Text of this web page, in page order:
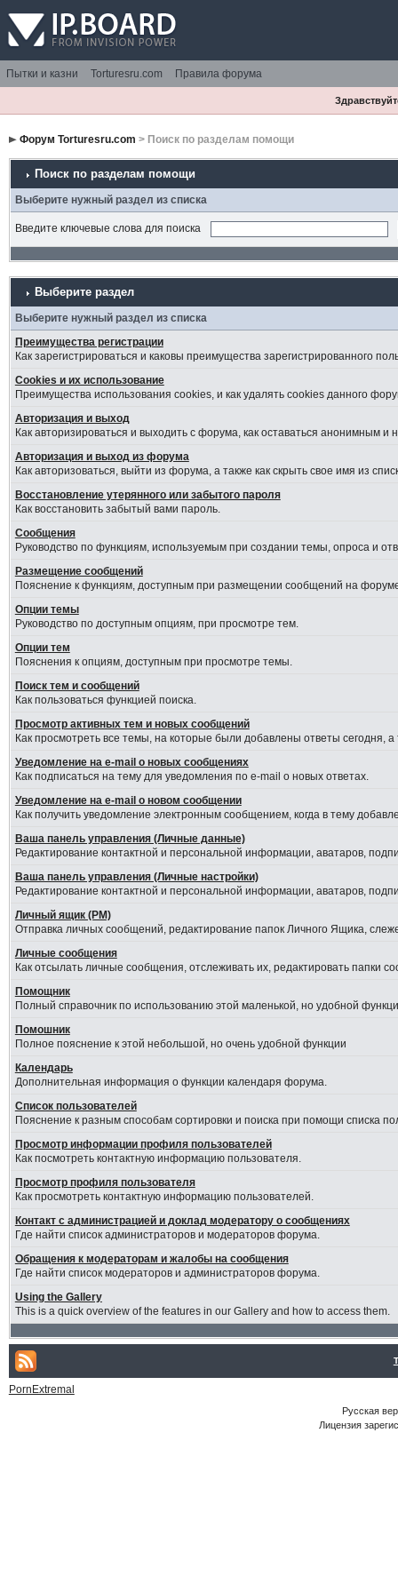
Пытки и казни Torturesru.com Правила форума
Форум Torturesru.com > Поиск по разделам помощи
Поиск по разделам помощи
Выберите нужный раздел из списка
Введите ключевые слова для поиска
Выберите раздел
Выберите нужный раздел из списка
Преимущества регистрации
Как зарегистрироваться и каковы преимущества зарегистрированного
Cookies и их использование
Преимущества использования cookies, и как удалять cookies данного
Авторизация и выход
Как авторизироваться и выходить с форума, как оставаться анонимным
Авторизация и выход из форума
Как авторизоваться, выйти из форума, а также как скрыть свое имя из
Восстановление утерянного или забытого пароля
Как восстановить забытый вами пароль.
Сообщения
Руководство по функциям, используемым при создании темы, опроса и
Размещение сообщений
Пояснение к функциям, доступным при размещении сообщений на
Опции темы
Руководство по доступным опциям, при просмотре тем.
Опции тем
Пояснения к опциям, доступным при просмотре темы.
Поиск тем и сообщений
Как пользоваться функцией поиска.
Просмотр активных тем и новых сообщений
Как просмотреть все темы, на которые были добавлены ответы сегодня,
Уведомление на e-mail о новых сообщениях
Как подписаться на тему для уведомления по e-mail о новых ответах.
Уведомление на е-mail о новом сообщении
Как получить уведомление электронным сообщением, когда в тему
Ваша панель управления (Личные данные)
Редактирование контактной и персональной информации, аватаров,
Ваша панель управления (Личные настройки)
Редактирование контактной и персональной информации, аватаров,
Личный ящик (PM)
Отправка личных сообщений, редактирование папок Личного Ящика,
Личные сообщения
Как отсылать личные сообщения, отслеживать их, редактировать папки
Помощник
Полный справочник по использованию этой маленькой, но удобной
Помошник
Полное пояснение к этой небольшой, но очень удобной функции
Календарь
Дополнительная информация о функции календаря форума.
Список пользователей
Пояснение к разным способам сортировки и поиска при помощи списка
Просмотр информации профиля пользователей
Как посмотреть контактную информацию пользователя.
Просмотр профиля пользователя
Как просмотреть контактную информацию пользователей.
Контакт с администрацией и доклад модератору о сообщениях
Где найти список администраторов и модераторов форума.
Обращения к модераторам и жалобы на сообщения
Где найти список модераторов и администраторов форума.
Using the Gallery
This is a quick overview of the features in our Gallery and how to access them.
PornExtremal
Русская
Лицензия